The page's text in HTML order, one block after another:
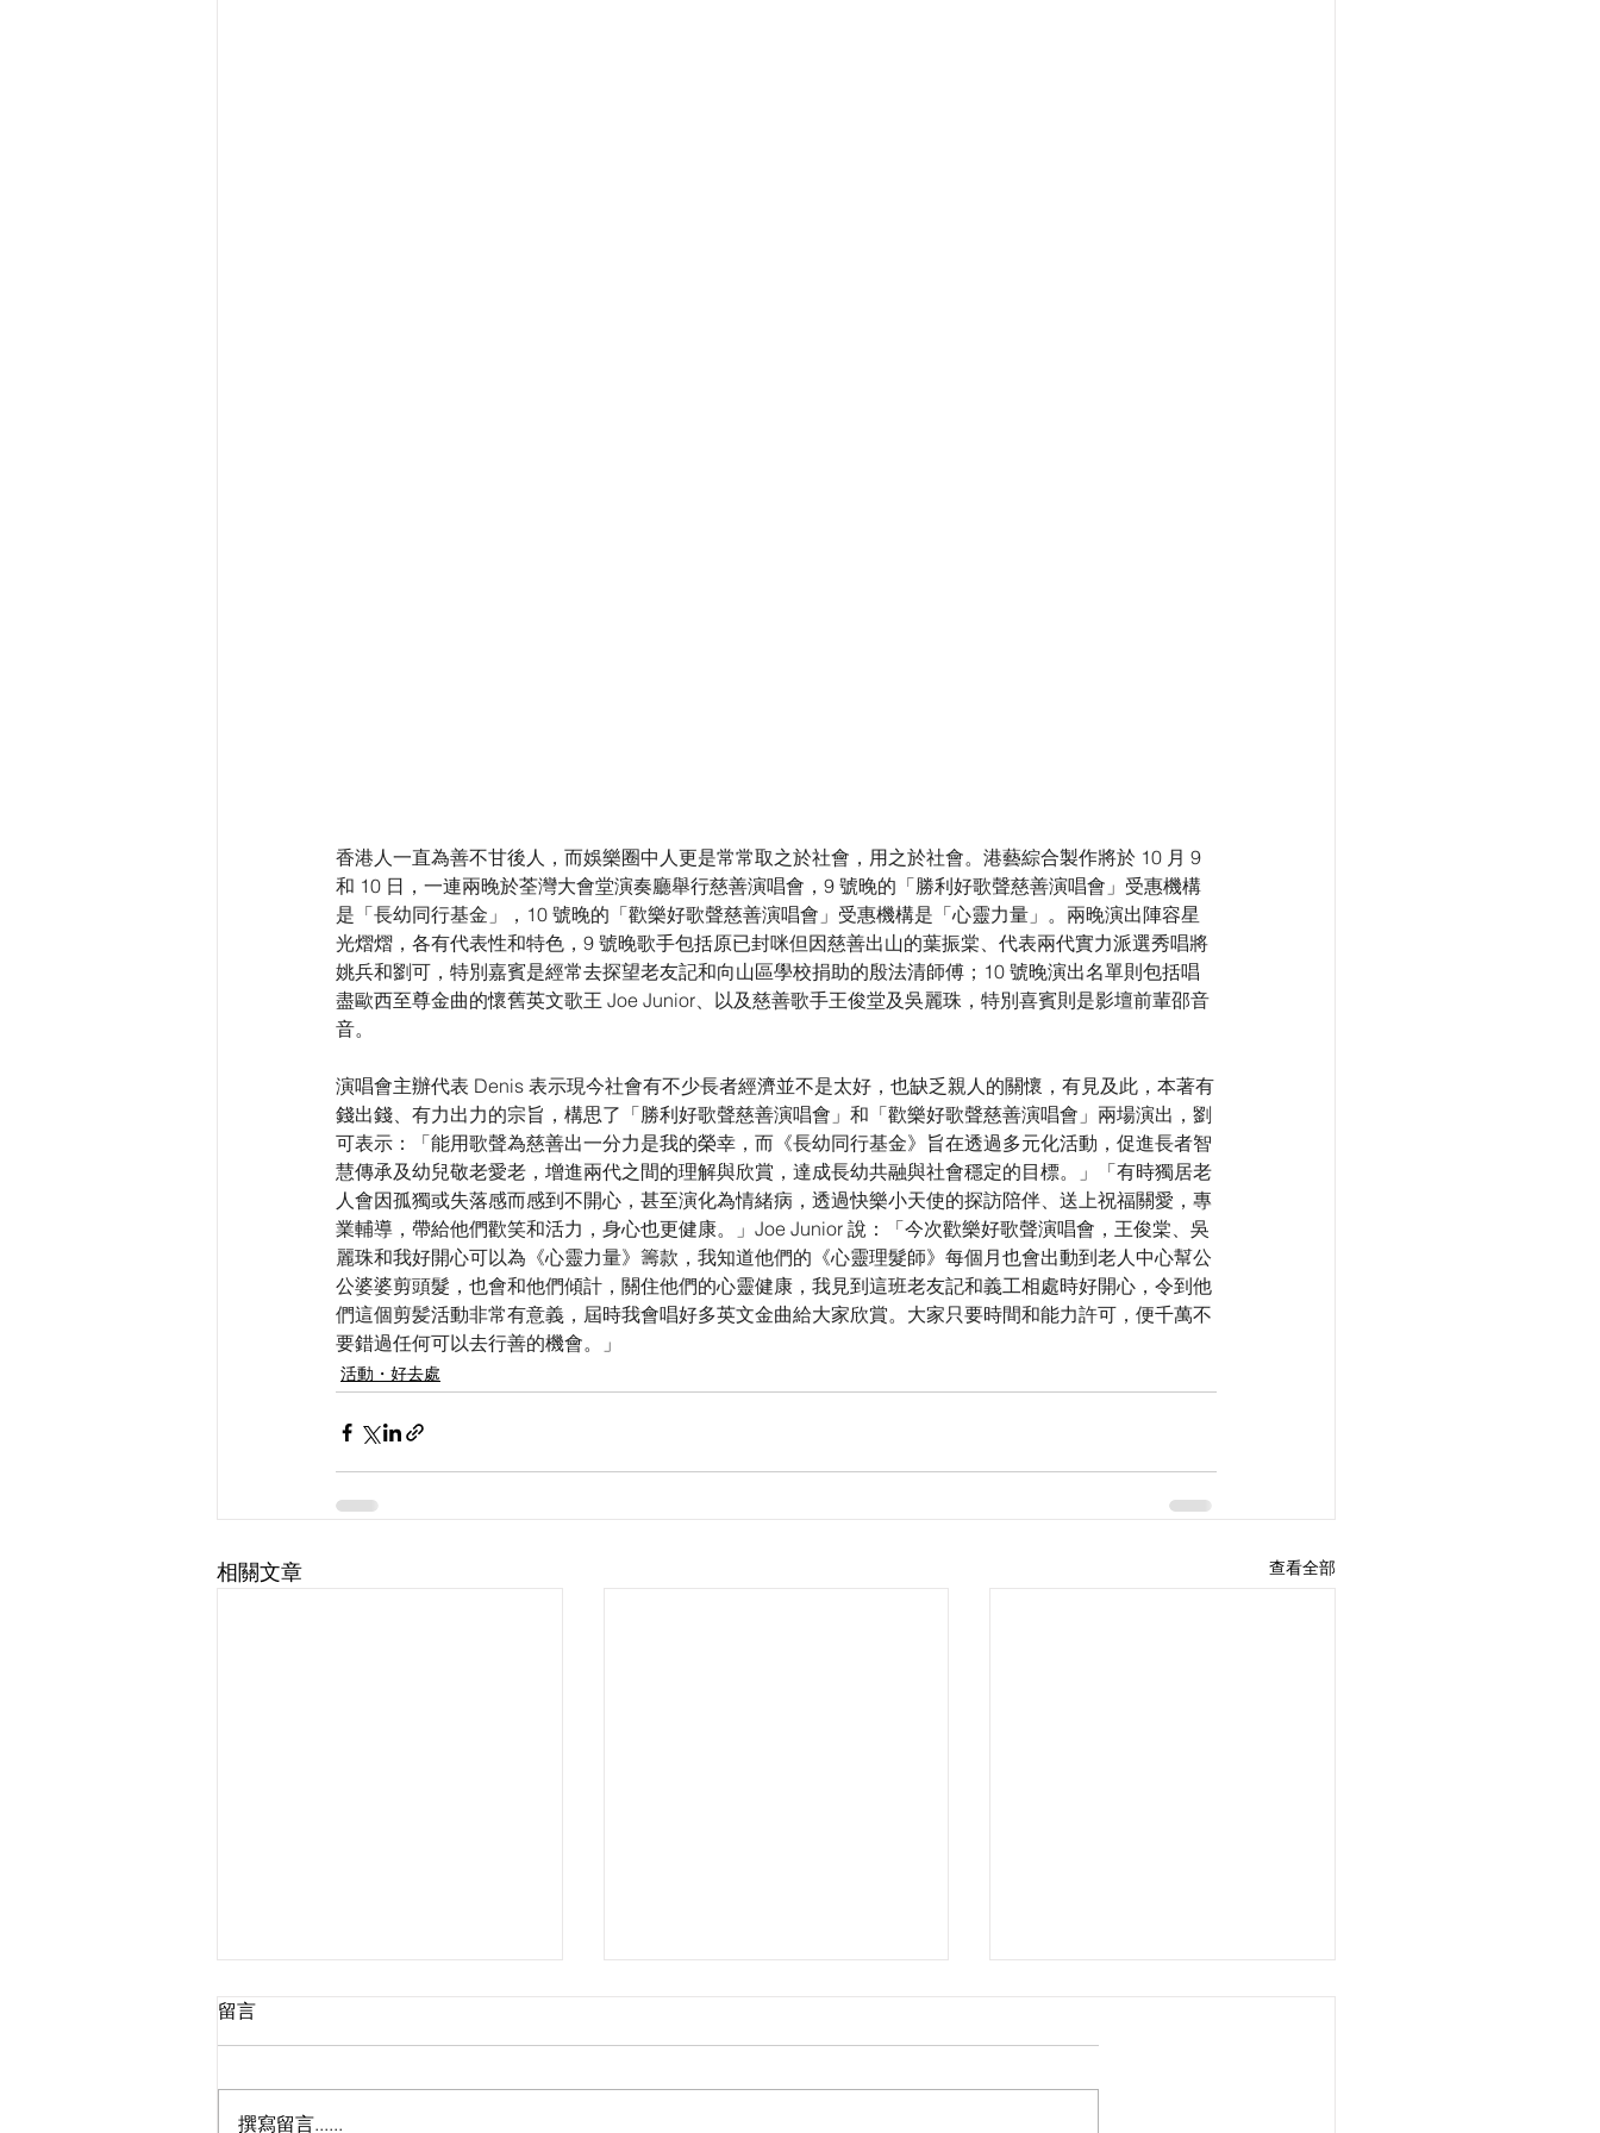
香港人一直為善不甘後人，而娛樂圈中人更是常常取之於社會，用之於社會。港藝綜合製作將於 10 月 9
和 10 日，一連兩晚於荃灣大會堂演奏廳舉行慈善演唱會，9 號晚的「勝利好歌聲慈善演唱會」受惠機構
是「長幼同行基金」，10 號晚的「歡樂好歌聲慈善演唱會」受惠機構是「心靈力量」。兩晚演出陣容星
光熠熠，各有代表性和特色，9 號晚歌手包括原已封咪但因慈善出山的葉振棠、代表兩代實力派選秀唱將
姚兵和劉可，特別嘉賓是經常去探望老友記和向山區學校捐助的殷法清師傅；10 號晚演出名單則包括唱
盡歐西至尊金曲的懷舊英文歌王 Joe Junior、以及慈善歌手王俊堂及吳麗珠，特別喜賓則是影壇前輩邵音
音。
演唱會主辦代表 Denis 表示現今社會有不少長者經濟並不是太好，也缺乏親人的關懷，有見及此，本著有
錢出錢、有力出力的宗旨，構思了「勝利好歌聲慈善演唱會」和「歡樂好歌聲慈善演唱會」兩場演出，劉
可表示：「能用歌聲為慈善出一分力是我的榮幸，而《長幼同行基金》旨在透過多元化活動，促進長者智
慧傳承及幼兒敬老愛老，增進兩代之間的理解與欣賞，達成長幼共融與社會穩定的目標。」「有時獨居老
人會因孤獨或失落感而感到不開心，甚至演化為情緒病，透過快樂小天使的探訪陪伴、送上祝福關愛，專
業輔導，帶給他們歡笑和活力，身心也更健康。」Joe Junior 說：「今次歡樂好歌聲演唱會，王俊棠、吳
麗珠和我好開心可以為《心靈力量》籌款，我知道他們的《心靈理髮師》每個月也會出動到老人中心幫公
公婆婆剪頭髮，也會和他們傾計，關住他們的心靈健康，我見到這班老友記和義工相處時好開心，令到他
們這個剪髪活動非常有意義，屆時我會唱好多英文金曲給大家欣賞。大家只要時間和能力許可，便千萬不
要錯過任何可以去行善的機會。」
活動・好去處
相關文章 查看全部
留言
撰寫留言......